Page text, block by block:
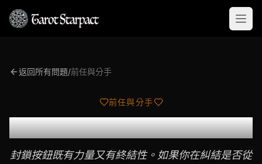
返回所有問題/前任與分手
前任與分手
我應該封鎖前任嗎？
封鎖按鈕既有力量又有終結性。如果你在糾結是否從